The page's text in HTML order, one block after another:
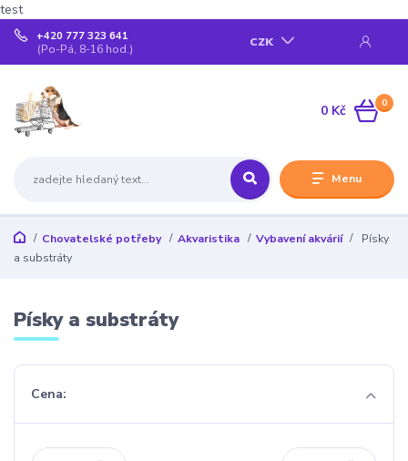
test
Menu
CZK
+420 777 323 641
(Po-Pá, 8-16 hod.)
0
0 Kč
Chovatelské potřeby Akvaristika Vybavení akvárií
Písky
a substráty
Písky a substráty
Cena: